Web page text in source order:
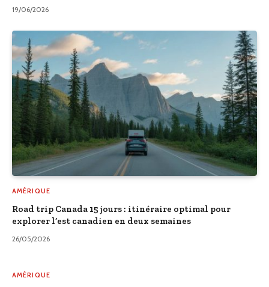
19/06/2026
AMÉRIQUE
Road trip Canada 15 jours : itinéraire optimal pour
explorer l’est canadien en deux semaines
26/05/2026
AMÉRIQUE